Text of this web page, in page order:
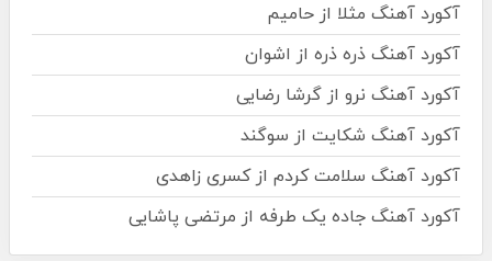
آکورد آهنگ مثلا از حامیم
آکورد آهنگ ذره ذره از اشوان
آکورد آهنگ نرو از گرشا رضایی
آکورد آهنگ شکایت از سوگند
آکورد آهنگ سلامت کردم از کسری زاهدی
آکورد آهنگ جاده یک طرفه از مرتضی پاشایی